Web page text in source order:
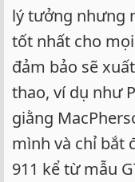
lý tưởng nhưng
tốt nhất cho
đảm bảo sẽ
thao, ví dụ như
giằng
mình và chỉ bắt
911 kể từ mẫu